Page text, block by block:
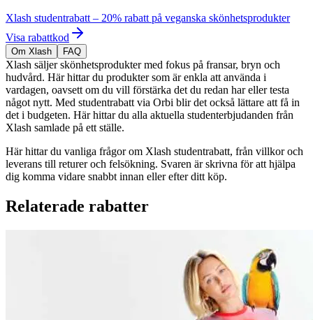
Xlash studentrabatt – 20% rabatt på veganska skönhetsprodukter
Visa rabattkod
Om Xlash FAQ
Xlash säljer skönhetsprodukter med fokus på fransar, bryn och
hudvård. Här hittar du produkter som är enkla att använda i
vardagen, oavsett om du vill förstärka det du redan har eller testa
något nytt. Med studentrabatt via Orbi blir det också lättare att få in
det i budgeten. Här hittar du alla aktuella studenterbjudanden från
Xlash samlade på ett ställe.
Här hittar du vanliga frågor om Xlash studentrabatt, från villkor och
leverans till returer och felsökning. Svaren är skrivna för att hjälpa
dig komma vidare snabbt innan eller efter ditt köp.
Relaterade rabatter